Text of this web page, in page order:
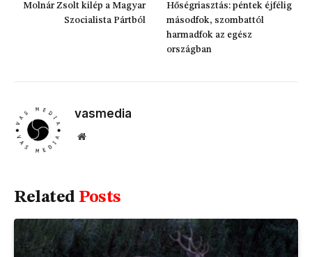
Molnár Zsolt kilép a Magyar
Szocialista Pártból
Hőségriasztás: péntek éjfélig
másodfok, szombattól
harmadfok az egész
országban
vasmedia
Website
Related Posts